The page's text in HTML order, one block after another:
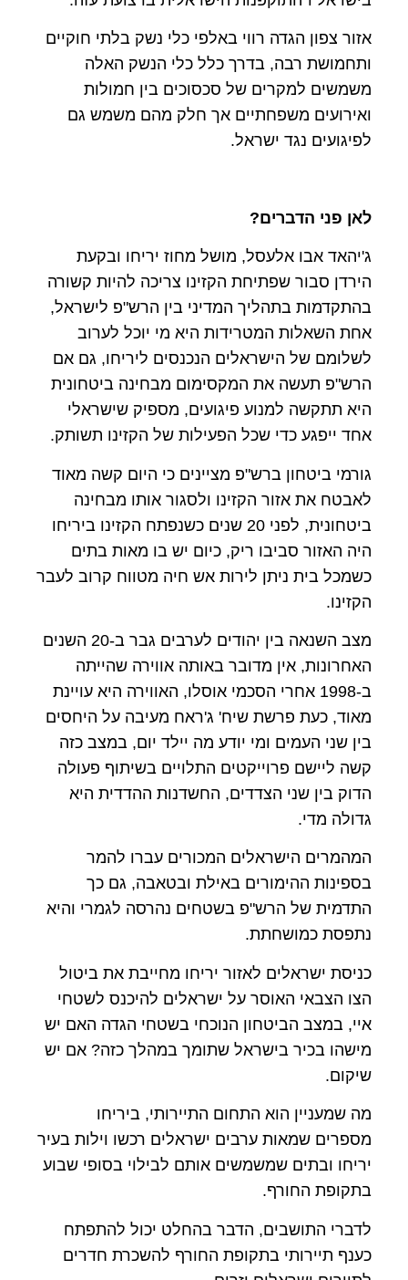
אזור צפון הגדה רווי באלפי כלי נשק בלתי חוקיים
ותחמושת רבה, בדרך כלל כלי הנשק האלה
משמשים למקרים של סכסוכים בין חמולות
ואירועים משפחתיים אך חלק מהם משמש גם
לפיגועים נגד ישראל.
לאן פני הדברים?
ג'יהאד אבו אלעסל, מושל מחוז יריחו ובקעת
הירדן סבור שפתיחת הקזינו צריכה להיות קשורה
בהתקדמות בתהליך המדיני בין הרש"פ לישראל,
אחת השאלות המטרידות היא מי יוכל לערוב
לשלומם של הישראלים הנכנסים ליריחו, גם אם
הרש"פ תעשה את המקסימום מבחינה ביטחונית
היא תתקשה למנוע פיגועים, מספיק שישראלי
אחד ייפגע כדי שכל הפעילות של הקזינו תשותק.
גורמי ביטחון ברש"פ מציינים כי היום קשה מאוד
לאבטח את אזור הקזינו ולסגור אותו מבחינה
ביטחונית, לפני 20 שנים כשנפתח הקזינו ביריחו
היה האזור סביבו ריק, כיום יש בו מאות בתים
כשמכל בית ניתן לירות אש חיה מטווח קרוב לעבר
הקזינו.
מצב השנאה בין יהודים לערבים גבר ב-20 השנים
האחרונות, אין מדובר באותה אווירה שהייתה
ב-1998 אחרי הסכמי אוסלו, האווירה היא עויינת
מאוד, כעת פרשת שיח' ג'ראח מעיבה על היחסים
בין שני העמים ומי יודע מה יילד יום, במצב כזה
קשה ליישם פרוייקטים התלויים בשיתוף פעולה
הדוק בין שני הצדדים, החשדנות ההדדית היא
גדולה מדי.
המהמרים הישראלים המכורים עברו להמר
בספינות ההימורים באילת ובטאבה, גם כך
התדמית של הרש"פ בשטחים נהרסה לגמרי והיא
נתפסת כמושחתת.
כניסת ישראלים לאזור יריחו מחייבת את ביטול
הצו הצבאי האוסר על ישראלים להיכנס לשטחי
איי, במצב הביטחון הנוכחי בשטחי הגדה האם יש
מישהו בכיר בישראל שתומך במהלך כזה? אם יש
שיקום.
מה שמעניין הוא התחום התיירותי, ביריחו
מספרים שמאות ערבים ישראלים רכשו וילות בעיר
יריחו ובתים שמשמשים אותם לבילוי בסופי שבוע
בתקופת החורף.
לדברי התושבים, הדבר בהחלט יכול להתפתח
כענף תיירותי בתקופת החורף להשכרת חדרים